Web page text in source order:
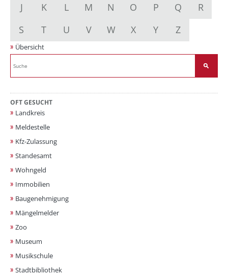
J
K L M N O P Q
R
S
T U V W X Y Z
Übersicht
OFT GESUCHT
Landkreis
Meldestelle
Kfz-Zulassung
Standesamt
Wohngeld
Immobilien
Baugenehmigung
Mängelmelder
Zoo
Museum
Musikschule
Stadtbibliothek